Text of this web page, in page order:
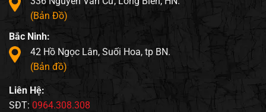
(Bản Đồ)
Bắc Ninh:
42 Hồ Ngọc Lân, Suối Hoa, tp BN.
(Bản đồ)
Liên Hệ:
SĐT: 0964.308.308